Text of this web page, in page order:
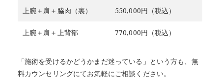
上腕＋肩＋脇肉（裏） 550,000円（税込）
上腕＋肩＋上背部 770,000円（税込）
「施術を受けるかどうかまだ迷っている」という方も、無
料カウンセリングにてお気軽にご相談ください。